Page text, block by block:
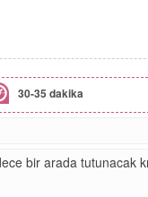
30-35 dakika
bir arada tutunacak